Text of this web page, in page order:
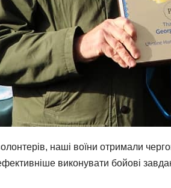
наші воїни отримали
виконувати бойові